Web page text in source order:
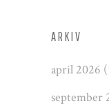
ARKIV
april 2026
september